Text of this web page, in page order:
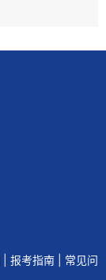
报考指南
常见问